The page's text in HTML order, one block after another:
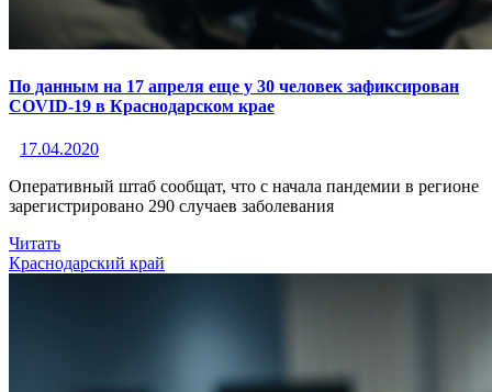
По данным на 17 апреля еще у 30 человек зафиксирован
COVID-19 в Краснодарском крае
17.04.2020
Оперативный штаб сообщат, что с начала пандемии в регионе
зарегистрировано 290 случаев заболевания
Читать
Краснодарский край